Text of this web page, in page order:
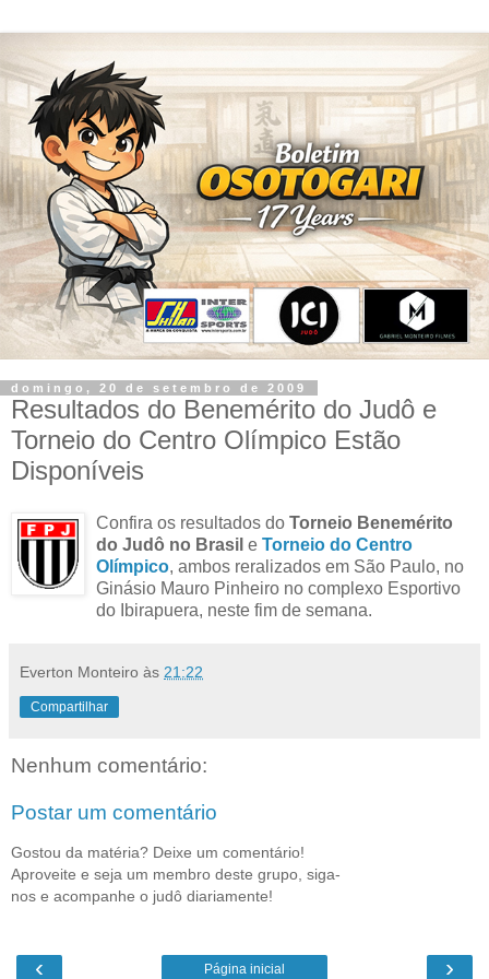
domingo, 20 de setembro de 2009
Resultados do Benemérito do Judô e
Torneio do Centro Olímpico Estão
Disponíveis
Confira os resultados do Torneio Benemérito
do Judô no Brasil e Torneio do Centro
Olímpico, ambos reralizados em São Paulo, no
Ginásio Mauro Pinheiro no complexo Esportivo
do Ibirapuera, neste fim de semana.
Everton Monteiro às 21:22
Compartilhar
Nenhum comentário:
Postar um comentário
Gostou da matéria? Deixe um comentário!
Aproveite e seja um membro deste grupo, siga-
nos e acompanhe o judô diariamente!
‹ ›
Página inicial